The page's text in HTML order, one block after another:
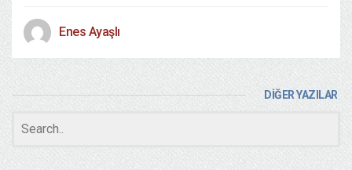
Enes Ayaşlı
DİĞER YAZILAR